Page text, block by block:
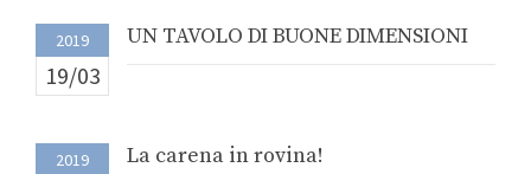
2019
19/03
UN TAVOLO DI BUONE DIMENSIONI
2019 La carena in rovina!